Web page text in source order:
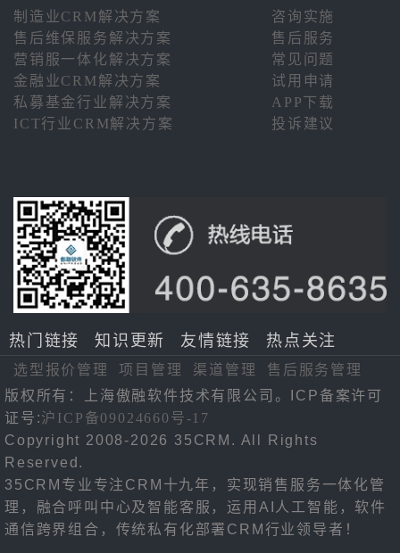
制造业CRM解决方案
咨询实施
售后维保服务解决方案
售后服务
营销服一体化解决方案
常见问题
金融业CRM解决方案
试用申请
私募基金行业解决方案
APP下载
ICT行业CRM解决方案
投诉建议
热门链接 知识更新 友情链接 热点关注
选型报价管理 项目管理 渠道管理
售后服务管理
版权所有：上海傲融软件技术有限公司。ICP备案许可
证号:沪ICP备09024660号-17
Copyright 2008-2026 35CRM. All Rights
Reserved.
35CRM专业专注CRM十九年，实现销售服务一体化管
理，融合呼叫中心及智能客服，运用AI人工智能，软件
通信跨界组合，传统私有化部署CRM行业领导者！